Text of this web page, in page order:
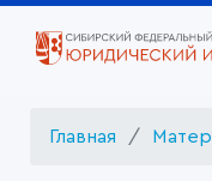
Главная